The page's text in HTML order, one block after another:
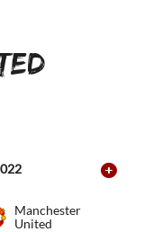
Manchester
United